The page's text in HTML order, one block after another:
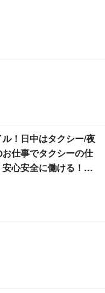
！日中はタクシー/夜
仕事でタクシーの仕
心安全に働ける！
度あり※規定有《2種免
実車率57.2％！「ハイ
員」「経理事務員」